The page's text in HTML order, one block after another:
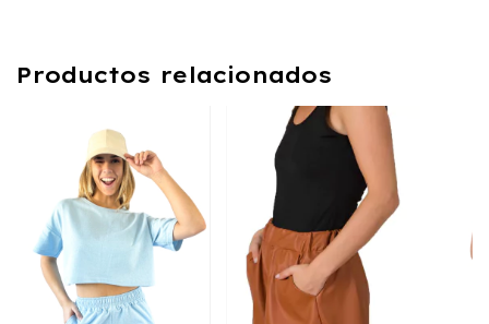
Productos relacionados